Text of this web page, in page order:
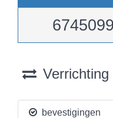
Verrichting
bevestigingen